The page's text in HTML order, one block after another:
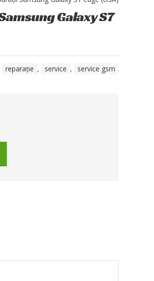
Galaxy S7
reparație , service , service gsm